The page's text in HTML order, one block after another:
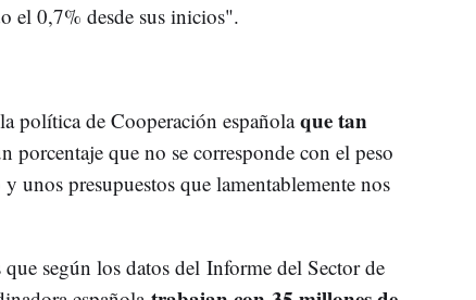
el 0,7% desde sus inicios".
política de Cooperación españolaque tan
porcentaje que no se corresponde con el peso
unos presupuestos que lamentablemente nos
según los datos del Informe del Sector de